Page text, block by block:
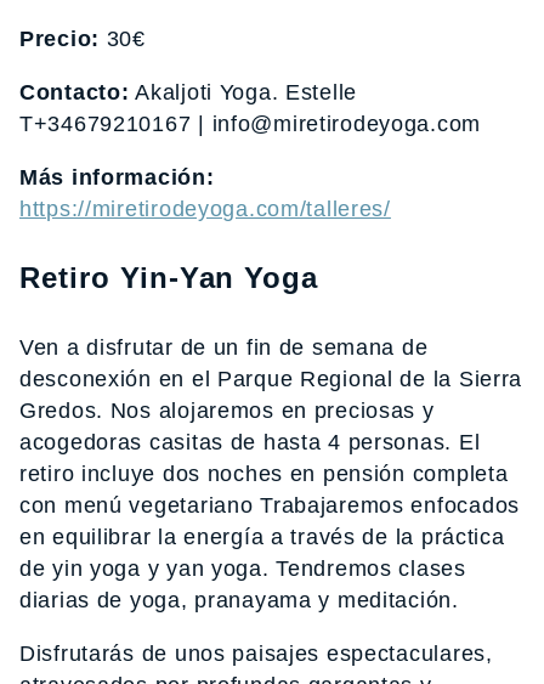
Precio: 30€
Contacto: Akaljoti Yoga. Estelle
T+34679210167 | info@miretirodeyoga.com
Más información:
https://miretirodeyoga.com/talleres/
Retiro Yin-Yan Yoga
Ven a disfrutar de un fin de semana de
desconexión en el Parque Regional de la Sierra
Gredos. Nos alojaremos en preciosas y
acogedoras casitas de hasta 4 personas. El
retiro incluye dos noches en pensión completa
con menú vegetariano Trabajaremos enfocados
en equilibrar la energía a través de la práctica
de yin yoga y yan yoga. Tendremos clases
diarias de yoga, pranayama y meditación.
Disfrutarás de unos paisajes espectaculares,